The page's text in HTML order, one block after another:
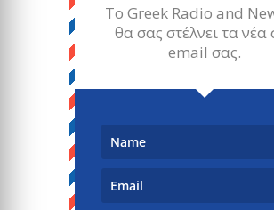
Το Greek Radio and
θα σας στέλνει τα νέα
email σας.